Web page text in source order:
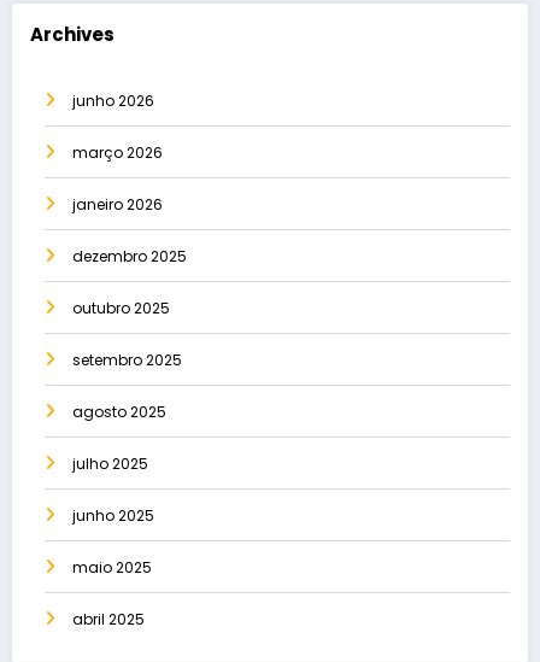
Archives
junho 2026
março 2026
janeiro 2026
dezembro 2025
outubro 2025
setembro 2025
agosto 2025
julho 2025
junho 2025
maio 2025
abril 2025